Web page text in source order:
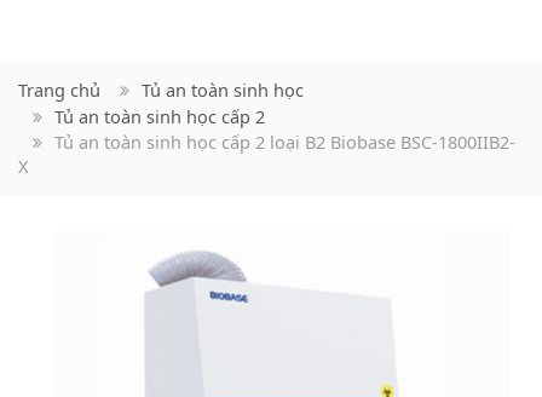
Trang chủ
Tủ an toàn sinh học
Tủ an toàn sinh học cấp 2
Tủ an toàn sinh học cấp 2 loại B2 Biobase BSC-1800IIB2-
X